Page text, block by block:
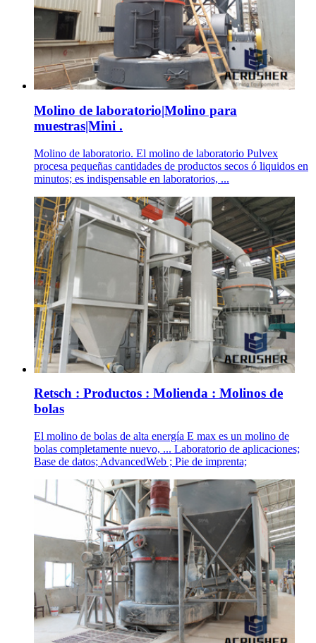
Molino de laboratorio|Molino para
muestras|Mini .
Molino de laboratorio. El molino de laboratorio Pulvex
procesa pequeñas cantidades de productos secos ó liquidos en
minutos; es indispensable en laboratorios, ...
Retsch : Productos : Molienda : Molinos de
bolas
El molino de bolas de alta energía E max es un molino de
bolas completamente nuevo, ... Laboratorio de aplicaciones;
Base de datos; AdvancedWeb ; Pie de imprenta;